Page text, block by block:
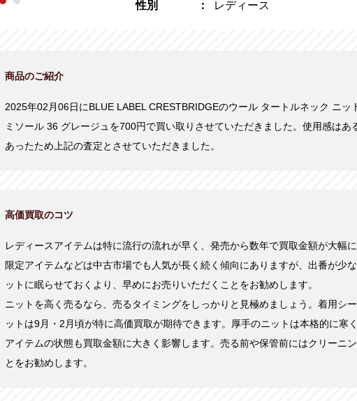
性別 レディース
商品のご紹介
2025年02月06日にBLUE LABEL CRESTBRIDGEのウール タートルネック ニッ
ミソール 36 グレージュを700円で買い取りさせていただきました。使用感はあ
あったため上記の査定とさせていただきました。
高価買取のコツ
レディースアイテムは特に流行の流れが早く、発売から数年で買取金額が大幅
限定アイテムなどは中古市場でも人気が長く続く傾向にありますが、出番が少
ットに眠らせておくより、早めにお売りいただくことをお勧めします。
ニットを高く売るなら、売るタイミングをしっかりと見極めましょう。着用シ
ットは9月・2月頃が特に高価買取が期待できます。厚手のニットは本格的に寒
アイテムの状態も買取金額に大きく影響します。売る前や保管前にはクリーニ
とをお勧めします。